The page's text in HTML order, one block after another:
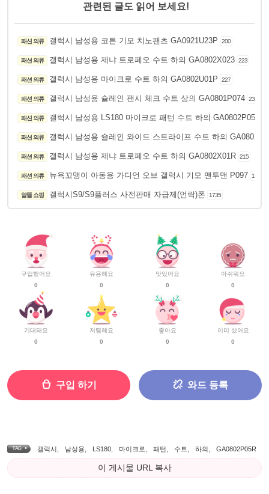
관련된 글도 읽어 보세요!
패션 의류 갤럭시 남성용 코튼 기모 치노팬츠 GA0921U23P 200
패션 의류 갤럭시 남성용 제냐 트로페오 수트 하의 GA0802X023 223
패션 의류 갤럭시 남성용 마이크로 수트 하의 GA0802U01P 227
패션 의류 갤럭시 남성용 슐레인 팬시 체크 수트 상의 GA0801P074 235
패션 의류 갤럭시 남성용 LS180 마이크로 패턴 수트 하의 GA0802P05R
패션 의류 갤럭시 남성용 슐레인 와이드 스트라이프 수트 하의
패션 의류 갤럭시 남성용 제냐 트로페오 수트 하의 GA0802X01R 215
패션 의류 뉴욕꼬맹이 아동용 가디언 오브 갤럭시 기모 맨투맨 P097 134
알뜰 쇼핑 갤럭시S9/S9플러스 사전판매 자급제(언락)폰 1735
구입했어요
0
기대돼요
0
유용해요
0
저렴해요
0
맛있어요
0
좋아요
0
아쉬워요
0
이미 샀어요
0
구입 하기 와드 등록
TAG • 갤럭시 남성용 LS180 마이크로 패턴 수트 하의 GA0802P05R
이 게시물 URL 복사